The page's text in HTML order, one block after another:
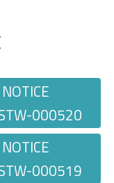
000520
000519